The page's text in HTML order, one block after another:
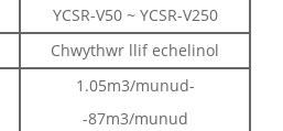
YCSR-V50 ~ YCSR-V250
Chwythwr llif echelinol
1.05m3/munud-
-87m3/munud